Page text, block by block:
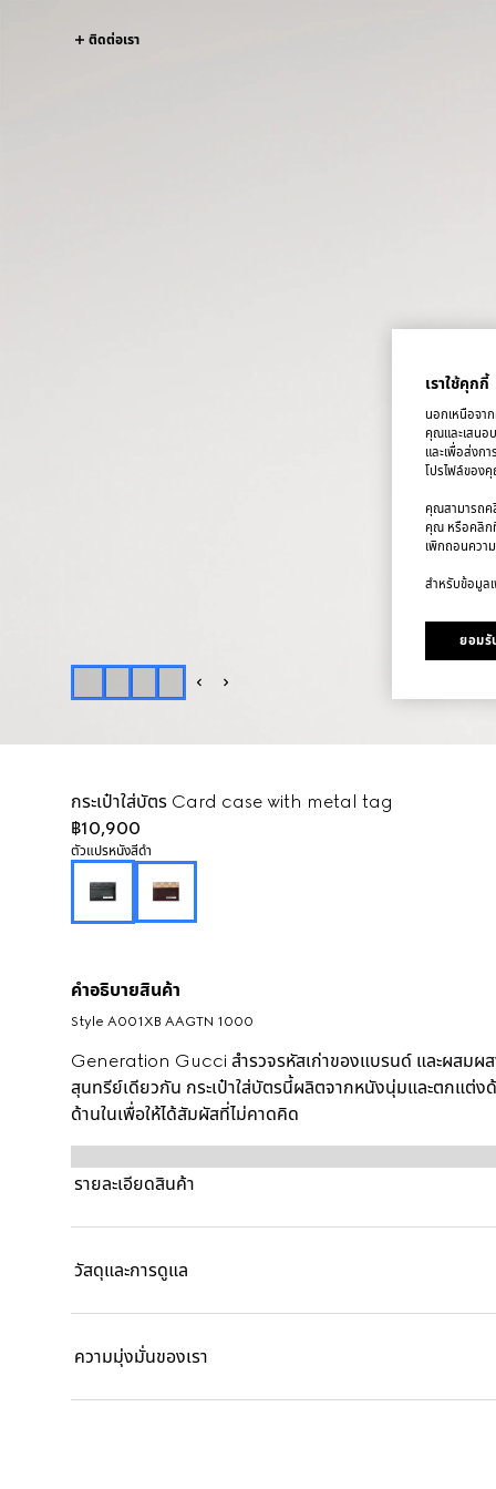
ติดต่อเรา
กระเป๋าใส่บัตร Card case with metal tag
฿10,900
ตัวแปรหนังสีดำ
คำอธิบายสินค้า
Style ‎A001XB AAGTN 1000
Generation Gucci สำรวจรหัสเก่าของแบรนด์ และผสมผส
สุนทรีย์เดียวกัน กระเป๋าใส่บัตรนี้ผลิตจากหนังนุ่มและตกแต่
ด้านในเพื่อให้ได้สัมผัสที่ไม่คาดคิด
รายละเอียดสินค้า
วัสดุและการดูแล
ความมุ่งมั่นของเรา
เราใช้คุกกี้
นอกเหนือจา
คุณและเสนอ
และเพื่อส่งก
โปรไฟล์ของ
คุณสามารถค
คุณ หรือคลิก
เพิกถอนควา
สำหรับข้อมูลเ
ยอมรั